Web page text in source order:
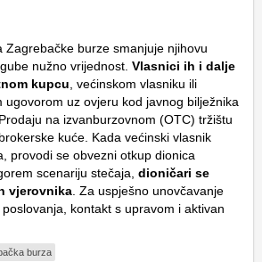
Zagrebačke burze smanjuje njihovu
nužno vrijednost. Vlasnici ih i dalje
kupcu , većinskom vlasniku ili
ugovorom uz ovjeru kod javnog bilježnika
na izvanburzovnom (OTC) tržištu
kuće. Kada većinski vlasnik
provodi se obvezni otkup dionica
scenariju stečaja, dioničari se
vjerovnika . Za uspješno unovčavanje
kontakt s upravom i aktivan
burza